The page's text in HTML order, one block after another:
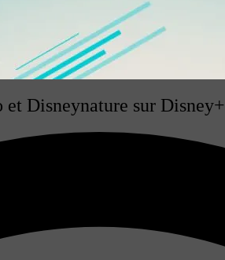
et Disneynature sur Disney+